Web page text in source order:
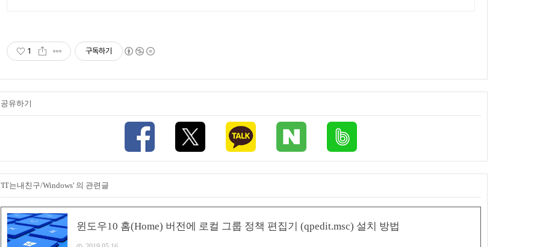
1 구독하기
공유하기
'IT는내친구/Windows' 의 관련글
윈도우10 홈(Home) 버전에 로컬 그룹 정책 편집기 (qpedit.msc) 설치 방법